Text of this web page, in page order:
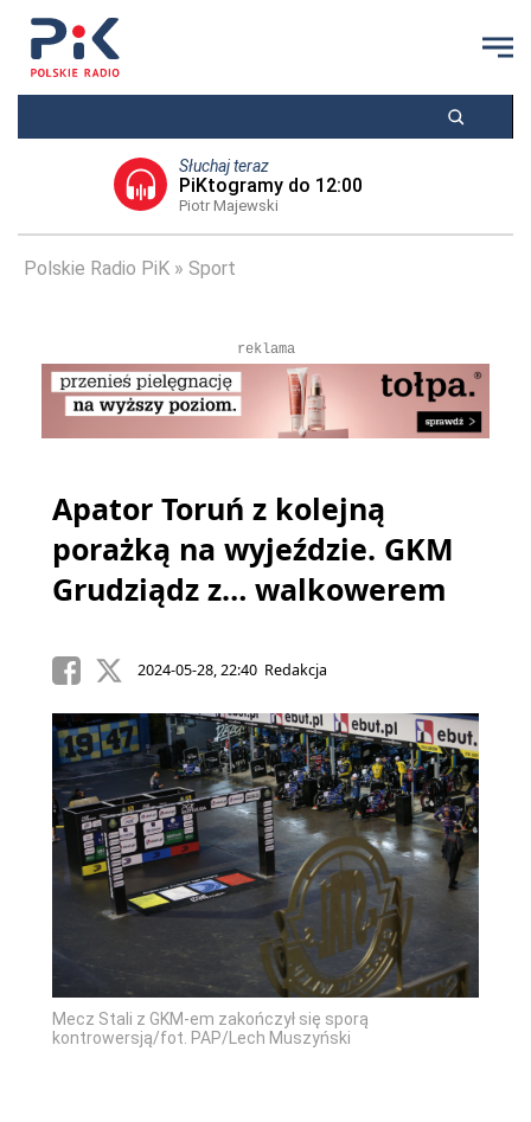
Słuchaj teraz
PiKtogramy do 12:00
Piotr Majewski
Polskie Radio PiK Sport
reklama
Apator Toruń z kolejną
porażką na wyjeździe. GKM
Grudziądz z… walkowerem
2024-05-28, 22:40 Redakcja
Mecz Stali z GKM-em zakończył się sporą
kontrowersją/fot. PAP/Lech Muszyński